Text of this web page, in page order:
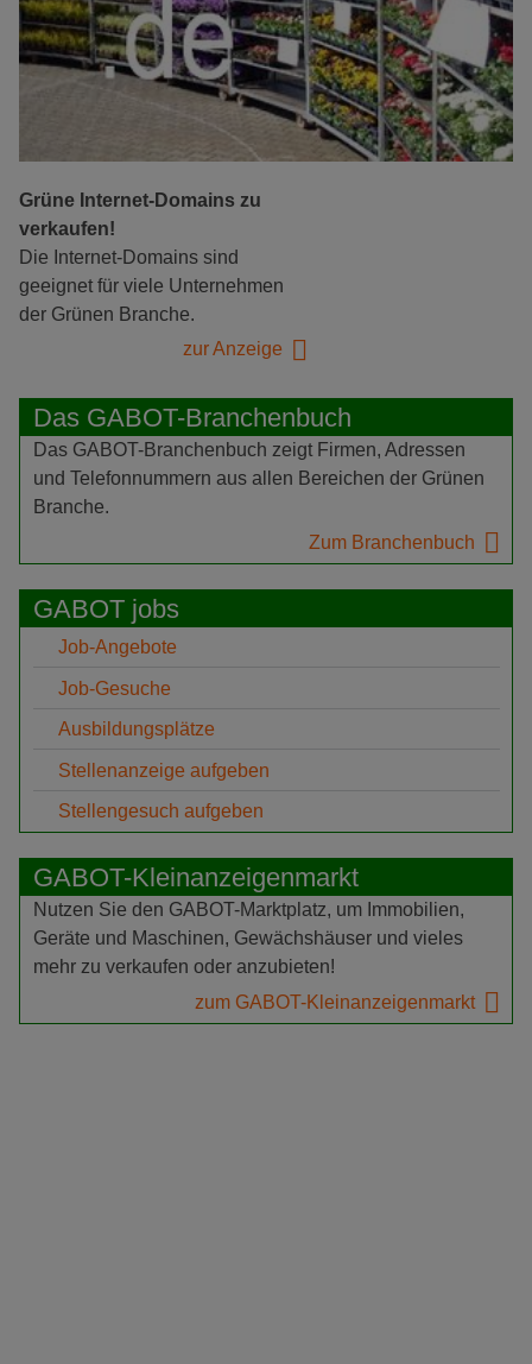
Grüne Internet-Domains zu
verkaufen!
Die Internet-Domains sind
geeignet für viele Unternehmen
der Grünen Branche.
zur Anzeige
Das GABOT-Branchenbuch
Das GABOT-Branchenbuch zeigt Firmen, Adressen
und Telefonnummern aus allen Bereichen der Grünen
Branche.
Zum Branchenbuch
GABOT jobs
Job-Angebote
Job-Gesuche
Ausbildungsplätze
Stellenanzeige aufgeben
Stellengesuch aufgeben
GABOT-Kleinanzeigenmarkt
Nutzen Sie den GABOT-Marktplatz, um Immobilien,
Geräte und Maschinen, Gewächshäuser und vieles
mehr zu verkaufen oder anzubieten!
zum GABOT-Kleinanzeigenmarkt